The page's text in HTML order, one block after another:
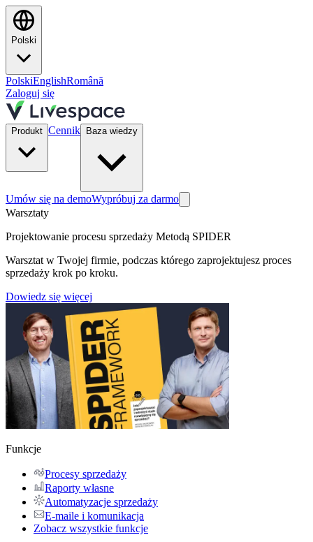
Polski
PolskiEnglishRomână
Zaloguj się
Produkt Cennik Baza wiedzy
Umów się na demoWypróbuj za darmo
Warsztaty
Projektowanie procesu sprzedaży Metodą SPIDER
Warsztat w Twojej firmie, podczas którego zaprojektujesz proces
sprzedaży krok po kroku.
Dowiedz się więcej
Funkcje
Procesy sprzedaży
Raporty własne
Automatyzacje sprzedaży
E-maile i komunikacja
Zobacz wszystkie funkcje